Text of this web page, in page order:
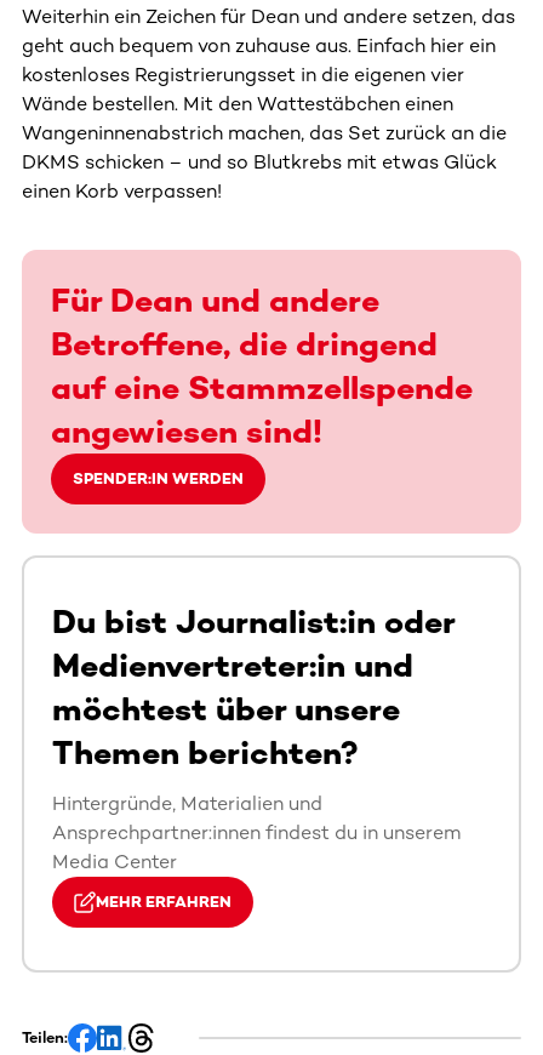
Weiterhin ein Zeichen für Dean und andere setzen, das
geht auch bequem von zuhause aus. Einfach hier ein
kostenloses Registrierungsset in die eigenen vier
Wände bestellen. Mit den Wattestäbchen einen
Wangeninnenabstrich machen, das Set zurück an die
DKMS schicken – und so Blutkrebs mit etwas Glück
einen Korb verpassen!
Für Dean und andere
Betroffene, die dringend
auf eine Stammzellspende
angewiesen sind!
SPENDER:IN WERDEN
Du bist Journalist:in oder
Medienvertreter:in und
möchtest über unsere
Themen berichten?
Hintergründe, Materialien und
Ansprechpartner:innen findest du in unserem
Media Center
MEHR ERFAHREN
Teilen: